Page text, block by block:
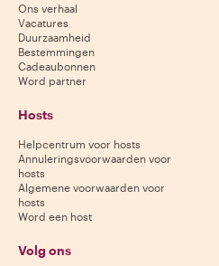
Ons verhaal
Vacatures
Duurzaamheid
Bestemmingen
Cadeaubonnen
Word partner
Hosts
Helpcentrum voor hosts
Annuleringsvoorwaarden voor
hosts
Algemene voorwaarden voor
hosts
Word een host
Volg ons